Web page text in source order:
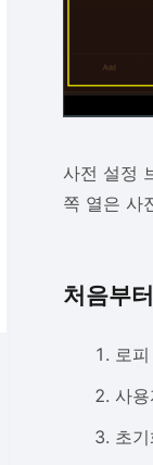
사전 설정
쪽 열은 사
처음부
로
사
초